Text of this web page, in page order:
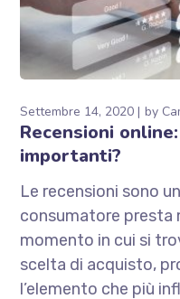
Settembre 14, 2020 by
Recensioni
importanti?
Le recensioni sono
consumatore presta
momento in cui si
scelta di acquisto,
l’elemento che più